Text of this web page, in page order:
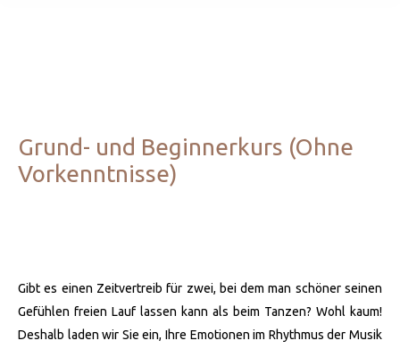
Grund- und Beginnerkurs (Ohne
Vorkenntnisse)
Gibt es einen Zeitvertreib für zwei, bei dem man schöner seinen
Gefühlen freien Lauf lassen kann als beim Tanzen? Wohl kaum!
Deshalb laden wir Sie ein, Ihre Emotionen im Rhythmus der Musik